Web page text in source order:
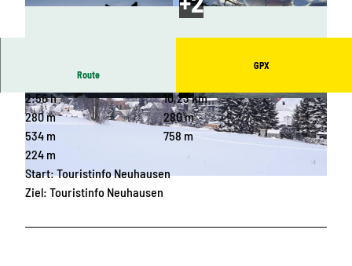
© Andy Morgenstern FH Goldhübel, Erlebnishe
imat Erzgebirge
© Undine Weise, Gemeinde Neuhausen, Erlebni
sheimat Erzgebirge
Route
GPX
2:56 h
10,23 km
280 m
280 m
534 m
758 m
224 m
Start: Touristinfo Neuhausen
Ziel: Touristinfo Neuhausen